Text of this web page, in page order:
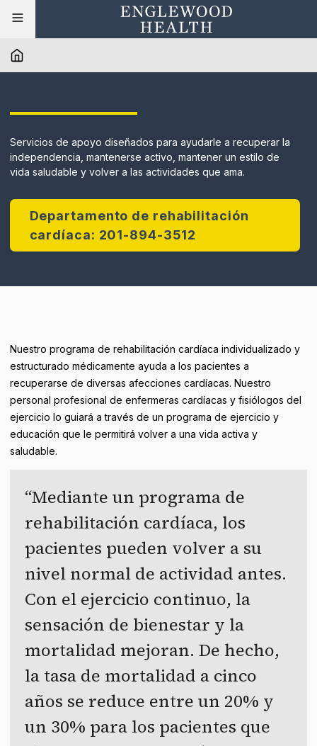
Servicios de apoyo diseñados para ayudarle a recuperar la
independencia, mantenerse activo, mantener un estilo de
vida saludable y volver a las actividades que ama.
Departamento de rehabilitación
cardíaca: 201-894-3512
Nuestro programa de rehabilitación cardíaca individualizado y
estructurado médicamente ayuda a los pacientes a
recuperarse de diversas afecciones cardíacas. Nuestro
personal profesional de enfermeras cardíacas y fisiólogos del
ejercicio lo guiará a través de un programa de ejercicio y
educación que le permitirá volver a una vida activa y
saludable.
Mediante un programa de
rehabilitación cardíaca, los
pacientes pueden volver a su
nivel normal de actividad antes.
Con el ejercicio continuo, la
sensación de bienestar y la
mortalidad mejoran. De hecho,
la tasa de mortalidad a cinco
años se reduce entre un 20% y
un 30% para los pacientes que